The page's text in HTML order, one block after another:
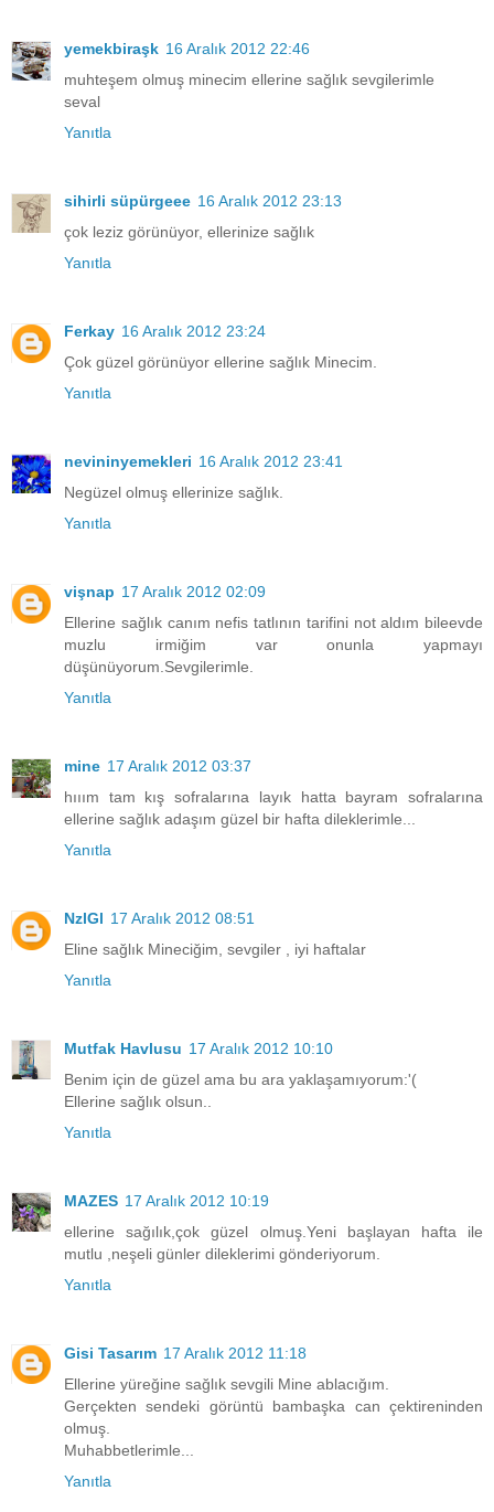
yemekbiraşk 16 Aralık 2012 22:46
muhteşem olmuş minecim ellerine sağlık sevgilerimle
seval
Yanıtla
sihirli süpürgeee 16 Aralık 2012 23:13
çok leziz görünüyor, ellerinize sağlık
Yanıtla
Ferkay 16 Aralık 2012 23:24
Çok güzel görünüyor ellerine sağlık Minecim.
Yanıtla
nevininyemekleri 16 Aralık 2012 23:41
Negüzel olmuş ellerinize sağlık.
Yanıtla
vişnap 17 Aralık 2012 02:09
Ellerine sağlık canım nefis tatlının tarifini not aldım bileevde
muzlu irmiğim var onunla yapmayı
düşünüyorum.Sevgilerimle.
Yanıtla
mine 17 Aralık 2012 03:37
hııım tam kış sofralarına layık hatta bayram sofralarına
ellerine sağlık adaşım güzel bir hafta dileklerimle...
Yanıtla
NzlGl 17 Aralık 2012 08:51
Eline sağlık Mineciğim, sevgiler , iyi haftalar
Yanıtla
Mutfak Havlusu 17 Aralık 2012 10:10
Benim için de güzel ama bu ara yaklaşamıyorum:'(
Ellerine sağlık olsun..
Yanıtla
MAZES 17 Aralık 2012 10:19
ellerine sağılık,çok güzel olmuş.Yeni başlayan hafta ile
mutlu ,neşeli günler dileklerimi gönderiyorum.
Yanıtla
Gisi Tasarım 17 Aralık 2012 11:18
Ellerine yüreğine sağlık sevgili Mine ablacığım.
Gerçekten sendeki görüntü bambaşka can çektireninden
olmuş.
Muhabbetlerimle...
Yanıtla